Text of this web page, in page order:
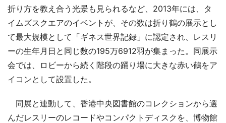
折り方を教え合う光景も見られるなど、2013年には、タ
イムズスクエアのイベントが、その数は折り鶴の展示とし
て最大規模として「ギネス世界記録」に認定され、レスリ
ーの生年月日と同じ数の195万6912羽が集まった。同展示
会では、ロビーから続く階段の踊り場に大きな赤い鶴をア
イコンとして設置した。
同展と連動して、香港中央図書館のコレクションから選
んだレスリーのレコードやコンパクトディスクを、博物館